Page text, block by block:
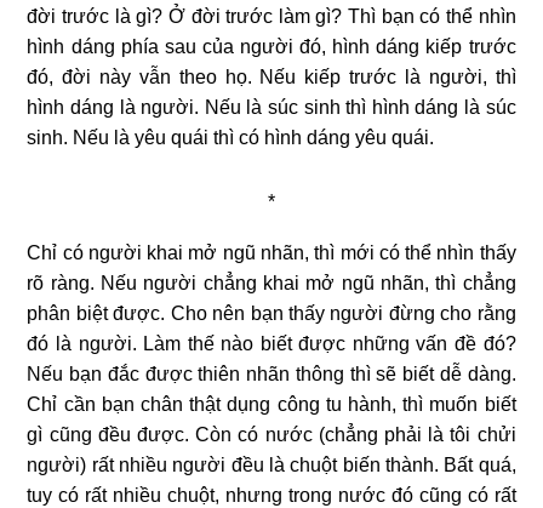
đời trước là gì? Ở đời trước làm gì? Thì bạn có thể nhìn
hình dáng phía sau của người đó, hình dáng kiếp trước
đó, đời này vẫn theo họ. Nếu kiếp trước là người, thì
hình dáng là người. Nếu là súc sinh thì hình dáng là súc
sinh. Nếu là yêu quái thì có hình dáng yêu quái.
*
Chỉ có người khai mở ngũ nhãn, thì mới có thể nhìn thấy
rõ ràng. Nếu người chẳng khai mở ngũ nhãn, thì chẳng
phân biệt được. Cho nên bạn thấy người đừng cho rằng
đó là người. Làm thế nào biết được những vấn đề đó?
Nếu bạn đắc được thiên nhãn thông thì sẽ biết dễ dàng.
Chỉ cần bạn chân thật dụng công tu hành, thì muốn biết
gì cũng đều được. Còn có nước (chẳng phải là tôi chửi
người) rất nhiều người đều là chuột biến thành. Bất quá,
tuy có rất nhiều chuột, nhưng trong nước đó cũng có rất